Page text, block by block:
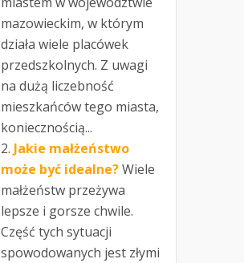
mazowieckim, w którym
działa wiele placówek
przedszkolnych. Z uwagi
na dużą liczebność
mieszkańców tego miasta,
koniecznością...
Jakie małżeństwo
może być idealne?Wiele
małżeństw przeżywa
lepsze i gorsze chwile.
Część tych sytuacji
spowodowanych jest złymi